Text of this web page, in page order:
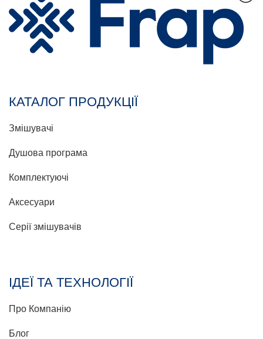
КАТАЛОГ ПРОДУКЦІЇ
Змішувачі
Душова програма
Комплектуючі
Аксесуари
Серії змішувачів
ІДЕЇ ТА ТЕХНОЛОГІЇ
Про Компанію
Блог